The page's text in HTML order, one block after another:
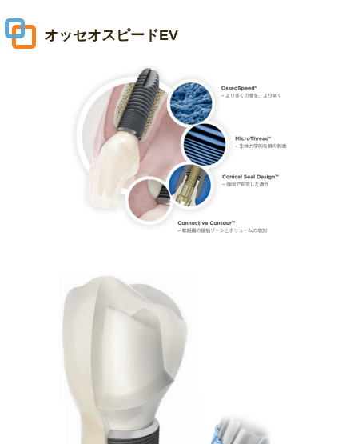
オッセオスピードEV